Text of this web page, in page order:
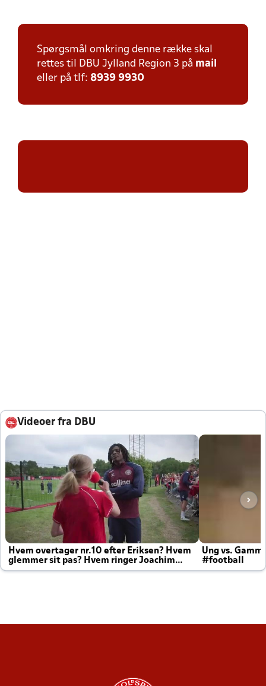
Spørgsmål omkring denne række skal
rettes til DBU Jylland Region 3 på mail
eller på tlf: 8939 9930
Videoer fra DBU
Hvem overtager nr.10 efter Eriksen? Hvem
glemmer sit pas? Hvem ringer Joachim
altid til efter kampe?
Ung vs.
#football